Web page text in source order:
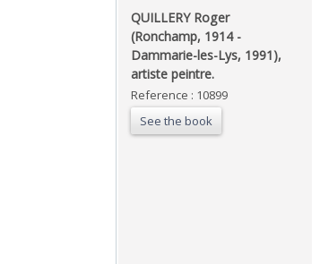
‎QUILLERY Roger
(Ronchamp, 1914 -
Dammarie-les-Lys, 1991),
artiste peintre.‎
Reference : 10899
See the book